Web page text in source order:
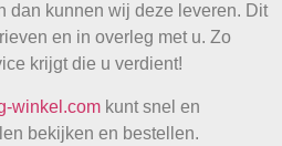
dan kunnen wij deze leveren. Dit
en in overleg met u. Zo
krijgt die u verdient!
winkel.com kunt snel en
bekijken en bestellen.